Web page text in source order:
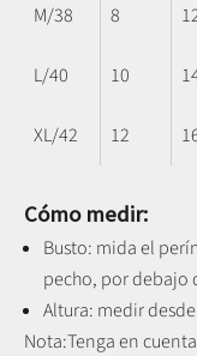
M/38 8
L/40 10
XL/42 12
Cómo medir:
Busto: mida el
pecho, por debajo
Altura: medir
Nota:Tenga en